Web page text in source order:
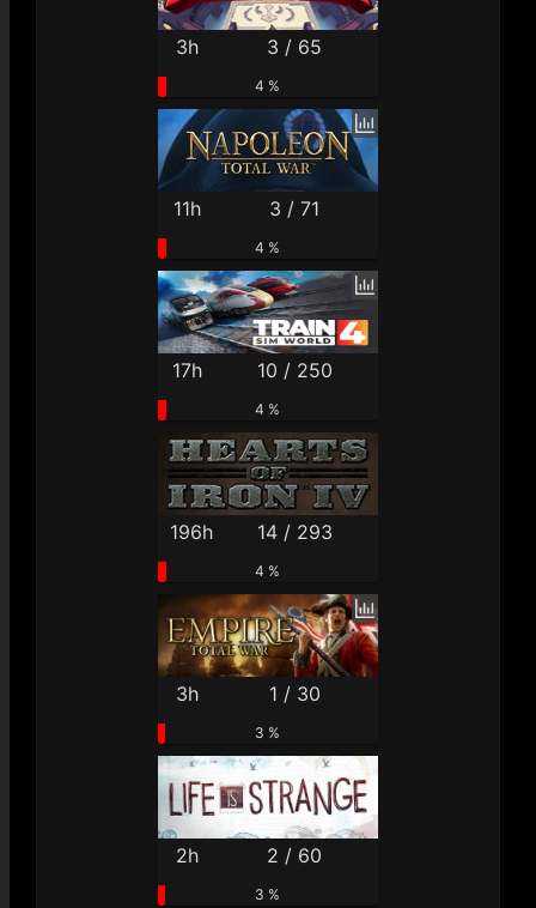
3h 3 / 65
4 %
11h 3 / 71
4 %
17h 10 / 250
4 %
196h 14 / 293
4 %
3h 1 / 30
3 %
2h 2 / 60
3 %